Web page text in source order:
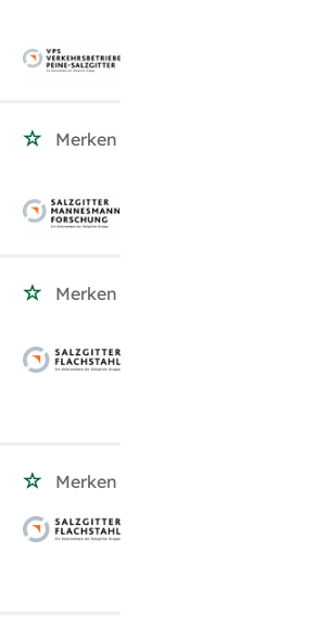
Merken
Merken
Merken